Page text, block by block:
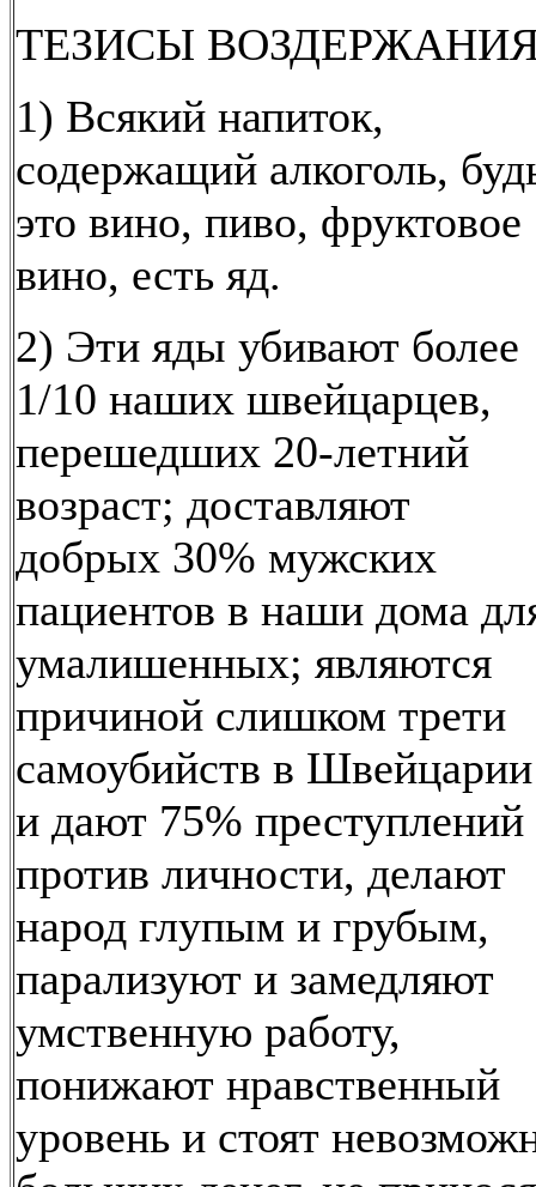
ТЕЗИСЫ
1) Всякий напиток,
содержащий алкоголь,
это вино, пиво, фруктовое
вино, есть яд.
2) Эти яды убивают более
1/10 наших швейцарцев,
перешедших 20-летний
возраст; доставляют
добрых 30% мужских
пациентов в наши дома
умалишенных; являются
причиной слишком трети
самоубийств в Швейцарии
и дают 75% преступлений
против личности, делают
народ глупым и грубым,
парализуют и замедляют
умственную работу,
понижают нравственный
уровень и стоят